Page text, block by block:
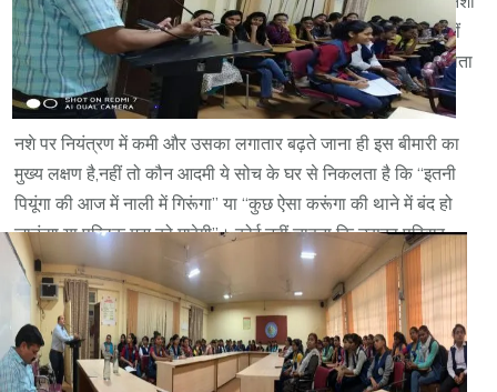
मांगने लगता है ,वो चाह कर भी अपने आप को ज्यादा नशा करने से रोक नहीं
पाते हैं और ना पूरी तरह से छोड़ पाते है और उनका नशा लगातार बढ़ता जाता
है ।
नशे पर नियंत्रण में कमी और उसका लगातार बढ़ते जाना ही इस बीमारी का
मुख्य लक्षण है,नहीं तो कौन आदमी ये सोच के घर से निकलता है कि “इतनी
पियूंगा की आज में नाली में गिरूंगा” या “कुछ ऐसा करूंगा की थाने में बंद हो
जाऊंगा या पब्लिक मुझ को मारेगी”। कोई नहीं चाहता कि उसका परिवार
बिखर जाए, नौकरी, व्यापार और जान चली जाए।
किसी व्यक्ति का जो इस बीमारी से पीडित है नशे पर नियंत्रण ना कर पाना
उसका चुनाव नहीं बल्कि उसकी मजबूरी होता है क्योंकि ये एक बढ़ती हुई
बीमारी है जो कि धीरे-धीरे बढ़ती है और व्यक्ति का नशा भी धीरे-धीरे बढ़ता